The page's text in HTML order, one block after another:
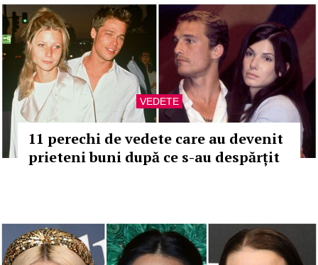
VEDETE
11 perechi de vedete care au devenit
prieteni buni după ce s-au despărțit